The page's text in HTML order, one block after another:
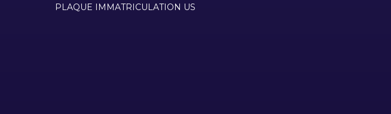
PLAQUE IMMATRICULATION US